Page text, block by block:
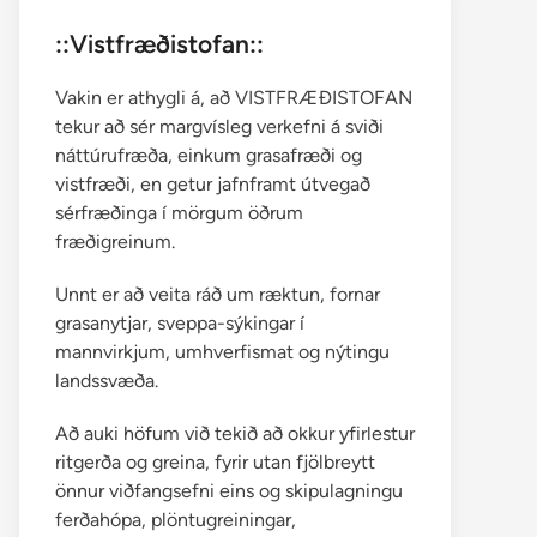
::Vistfræðistofan::
Vakin er athygli á, að VISTFRÆÐISTOFAN
tekur að sér margvísleg verkefni á sviði
náttúrufræða, einkum grasafræði og
vistfræði, en getur jafnframt útvegað
sérfræðinga í mörgum öðrum
fræðigreinum.
Unnt er að veita ráð um ræktun, fornar
grasanytjar, sveppa-sýkingar í
mannvirkjum, umhverfismat og nýtingu
landssvæða.
Að auki höfum við tekið að okkur yfirlestur
ritgerða og greina, fyrir utan fjölbreytt
önnur viðfangsefni eins og skipulagningu
ferðahópa, plöntugreiningar,